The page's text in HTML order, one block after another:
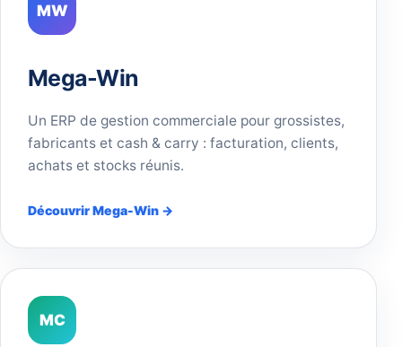
MW
Mega-Win
Un ERP de gestion commerciale pour grossistes,
fabricants et cash & carry : facturation, clients,
achats et stocks réunis.
Découvrir Mega-Win →
MC